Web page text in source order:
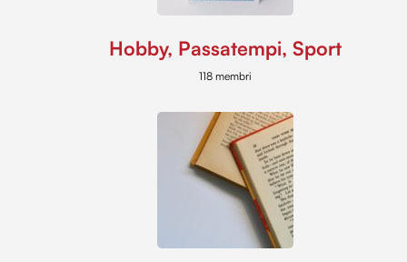
Hobby, Passatempi, Sport
118 membri